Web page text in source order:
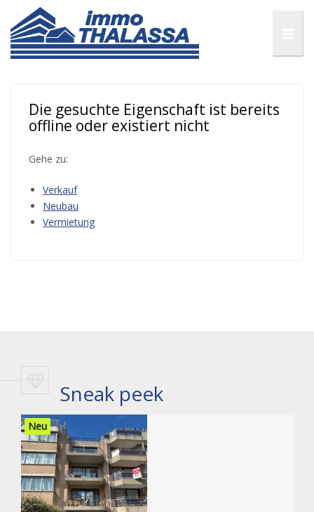
Die gesuchte Eigenschaft ist bereits
offline oder existiert nicht
Gehe zu:
Verkauf
Neubau
Vermietung
Sneak peek
Neu